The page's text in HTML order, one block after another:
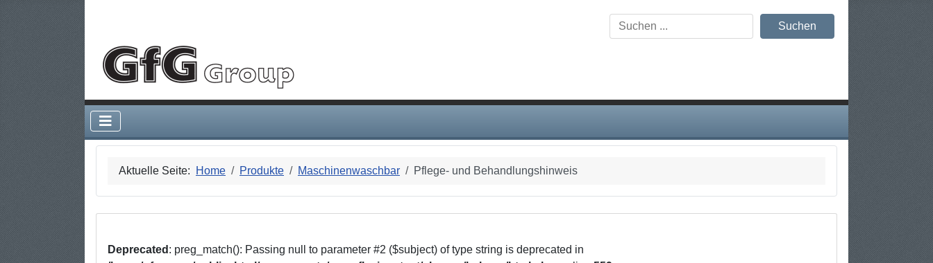
line
Suchen ...
Suchen
Aktuelle Seite: Home Produkte Maschinenwaschbar Pflege- und Behandlungshinweis
Deprecated : preg_match(): Passing null to parameter #2 ($subject) of type string is deprecated in